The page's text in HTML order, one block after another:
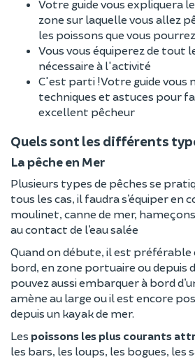
Votre guide vous expliquera
zone sur laquelle vous allez
les poissons que vous
Vous vous équiperez de tout
nécessaire à l'activité
C'est parti ! Votre guide
techniques et astuces pour
excellent pêcheur
Quels sont les différents
La pêche en Mer
Plusieurs types de pêches se
tous les cas, il faudra s’équiper en
moulinet, canne de mer,
au contact de l’eau salée
Quand on débute, il est préférable
bord, en zone portuaire ou depuis
pouvez aussi embarquer à bord
amène au large ou il est encore
depuis un kayak de mer.
Les poissons les plus courants
les bars, les loups, les bogues, les